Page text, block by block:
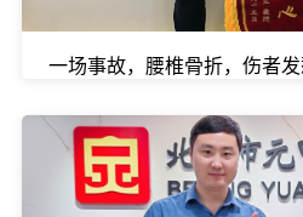
一场事故，腰椎骨折，伤者